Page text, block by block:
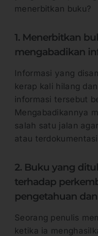
menerbitkan buku?
1. Menerbitkan
mengabadikan
Informasi yang
kerap kali hilang
informasi tersebut
Mengabadikannya
salah satu jalan
atau
2. Buku yang
terhadap
pengetahuan
Seorang penulis
ketika ia